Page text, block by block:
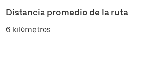
Distancia promedio de la ruta
6 kilómetros